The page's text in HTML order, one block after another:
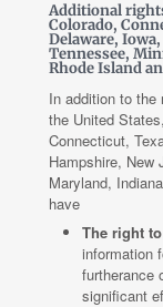
Additional
Colorado,
Delaware,
Tennessee,
Rhode Island
In addition to
the United
Connecticut,
Hampshire, New
Maryland,
have
The right
information
furtherance
significant